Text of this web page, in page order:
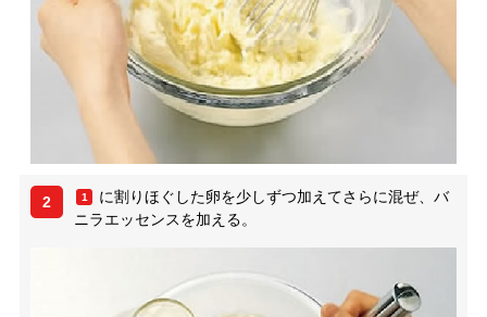
2 1
に割りほぐした卵を少しずつ加えてさらに混ぜ、バ
ニラエッセンスを加える。